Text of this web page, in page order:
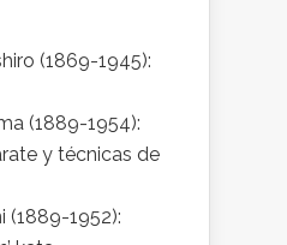
(1869-1945):
(1889-1954):
y técnicas de
(1889-1952):